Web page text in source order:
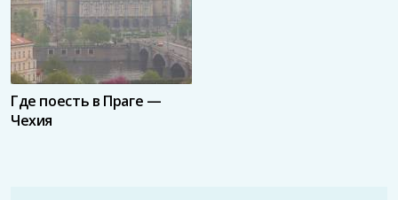
Где поесть в Праге —
Чехия